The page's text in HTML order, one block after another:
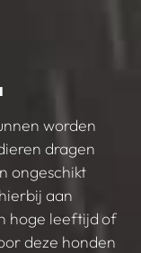
worden
dragen
ongeschikt
aan
hoge leeftijd of
deze honden